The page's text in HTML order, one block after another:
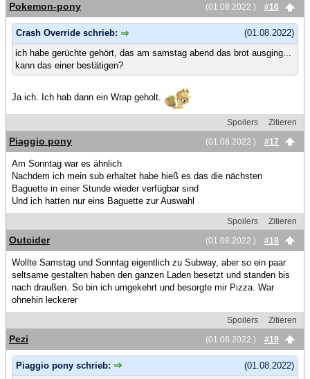
(01.08.2022 )
#16
Pokemon-pony
(01.08.2022)
Crash Override schrieb:
ich habe gerüchte gehört, das am samstag abend das brot ausging...
kann das einer bestätigen?
Ja ich. Ich hab dann ein Wrap geholt.
Spoilers
Zitieren
(01.08.2022 )
#17
Piaggio pony
Am Sonntag war es ähnlich
Nachdem ich mein sub erhaltet habe hieß es das die nächsten
Baguette in einer Stunde wieder verfügbar sind
Und ich hatten nur eins Baguette zur Auswahl
Spoilers
Zitieren
(01.08.2022 )
#18
Outcider
Wollte Samstag und Sonntag eigentlich zu Subway, aber so ein paar
seltsame gestalten haben den ganzen Laden besetzt und standen bis
nach draußen. So bin ich umgekehrt und besorgte mir Pizza. War
ohnehin leckerer
Spoilers
Zitieren
(01.08.2022 )
#19
Pezi
(01.08.2022)
Piaggio pony schrieb: